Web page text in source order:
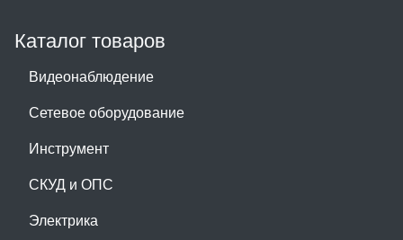
Каталог товаров
Видеонаблюдение
Сетевое оборудование
Инструмент
СКУД и ОПС
Электрика